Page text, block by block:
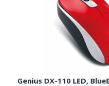
Genius DX-110 LED,